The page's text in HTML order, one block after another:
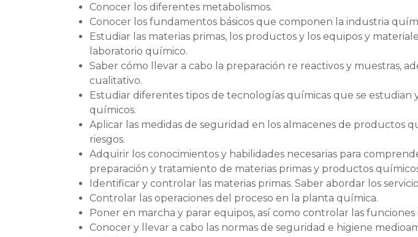
Conocer los diferentes metabolismos.
Conocer los fundamentos básicos que componen la industria
Estudiar las materias primas, los productos y los equipos y
laboratorio químico.
Saber cómo llevar a cabo la preparación re reactivos y muestras,
cualitativo.
Estudiar diferentes tipos de tecnologías químicas que se estudian
químicos.
Aplicar las medidas de seguridad en los almacenes de productos
riesgos.
Adquirir los conocimientos y habilidades necesarias para
preparación y tratamiento de materias primas y productos
Identificar y controlar las materias primas. Saber abordar los
Controlar las operaciones del proceso en la planta química.
Poner en marcha y parar equipos, así como controlar las funciones
Conocer y llevar a cabo las normas de seguridad e higiene